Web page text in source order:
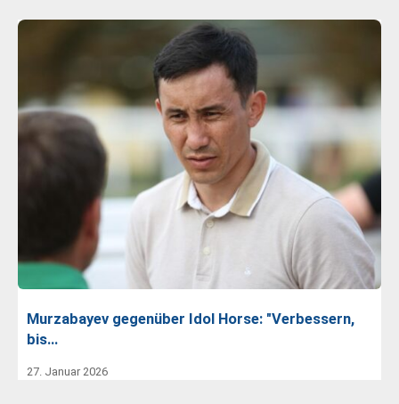
Murzabayev gegenüber Idol Horse: "Verbessern,
bis…
27. Januar 2026